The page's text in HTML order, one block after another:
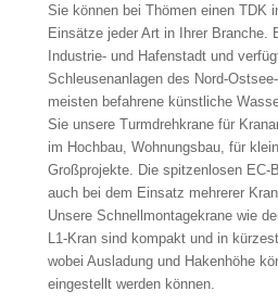
Sie können bei Thömen einen TDK
Einsätze jeder Art in Ihrer Branche.
Industrie- und Hafenstadt und
Schleusenanlagen des Nord-
meisten befahrene künstliche
Sie unsere Turmdrehkrane für
im Hochbau, Wohnungsbau, für
Großprojekte. Die spitzenlosen EC-
auch bei dem Einsatz mehrerer
Unsere Schnellmontagekrane wie
L1-Kran sind kompakt und in
wobei Ausladung und Hakenhöhe
eingestellt werden können.